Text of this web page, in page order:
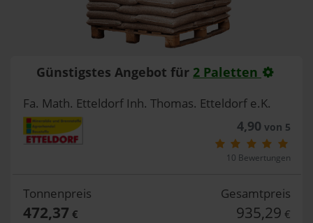
Günstigstes Angebot für 2 Paletten
Fa. Math. Etteldorf Inh. Thomas. Etteldorf e.K.
4,90 von 5
10 Bewertungen
Tonnenpreis
472,37 €
Gesamtpreis
935,29 €